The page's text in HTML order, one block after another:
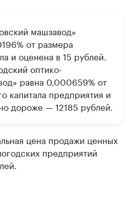
машзавод»
от размера
и оценена в 15 рублей.
оптико-
равна 0,000659% от
капитала предприятия и
дороже — 12185 рублей.
цена продажи ценных
предприятий